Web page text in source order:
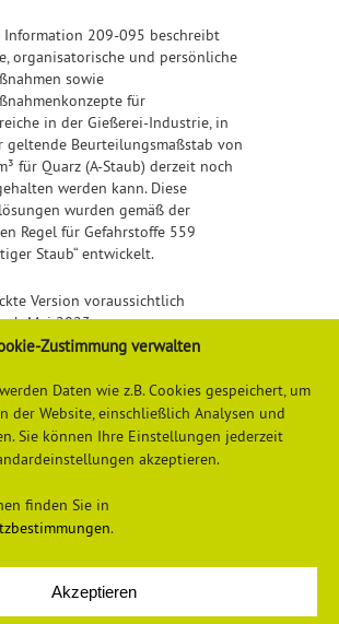
Zustimmung verwalten
Daten wie z.B. Cookies gespeichert, um
der Website, einschließlich Analysen und
Sie können Ihre Einstellungen jederzeit
akzeptieren.
finden Sie in
.
Akzeptieren
Information 209-095 beschreibt
organisatorische und persönliche
sowie
für
in der Gießerei-Industrie, in
geltende Beurteilungsmaßstab von
für Quarz (A-Staub) derzeit noch
werden kann. Diese
wurden gemäß der
Regel für Gefahrstoffe 559
Staub“ entwickelt.
Version voraussichtlich
ab Mai 2023.
Impressum